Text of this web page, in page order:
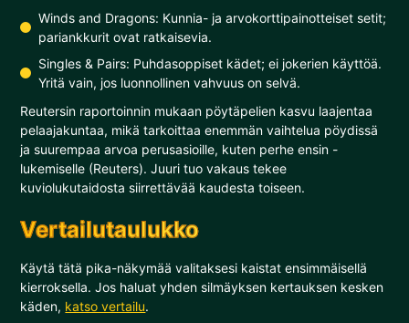
Winds and Dragons: Kunnia- ja arvokorttipainotteiset setit;
pariankkurit ovat ratkaisevia.
Singles & Pairs: Puhdasoppiset kädet; ei jokerien käyttöä.
Yritä vain, jos luonnollinen vahvuus on selvä.
Reutersin raportoinnin mukaan pöytäpelien kasvu laajentaa
pelaajakuntaa, mikä tarkoittaa enemmän vaihtelua pöydissä
ja suurempaa arvoa perusasioille, kuten perhe ensin -
lukemiselle (Reuters). Juuri tuo vakaus tekee
kuviolukutaidosta siirrettävää kaudesta toiseen.
Vertailutaulukko
Käytä tätä pika-näkymää valitaksesi kaistat ensimmäisellä
kierroksella. Jos haluat yhden silmäyksen kertauksen kesken
käden, katso vertailu.